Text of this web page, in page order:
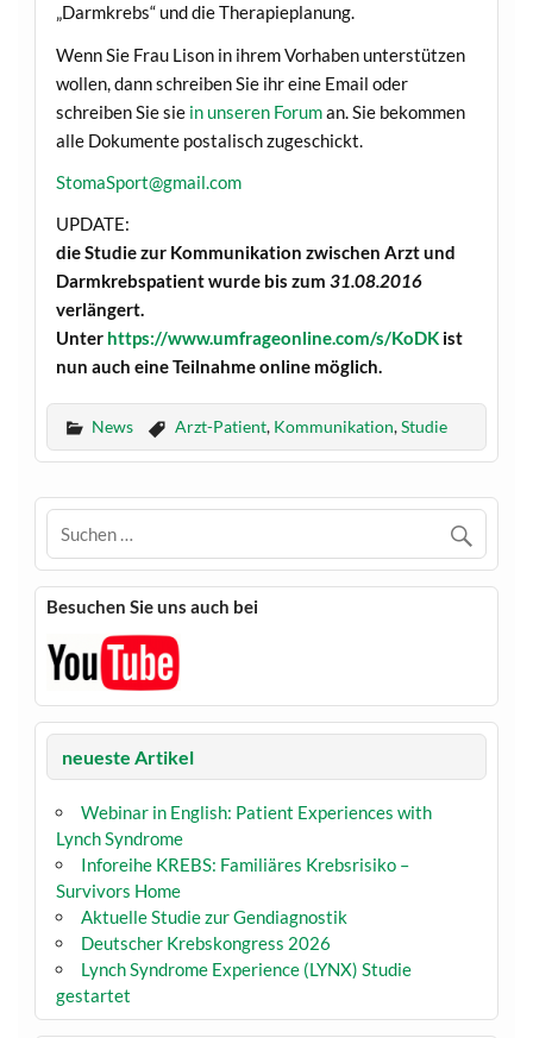
„Darmkrebs“ und die Therapieplanung.
Wenn Sie Frau Lison in ihrem Vorhaben unterstützen
wollen, dann schreiben Sie ihr eine Email oder
schreiben Sie sie in unseren Foruman. Sie bekommen
alle Dokumente postalisch zugeschickt.
StomaSport@gmail.com
UPDATE:
die Studie zur Kommunikation zwischen Arzt und
Darmkrebspatient wurde bis zum 31.08.2016
verlängert.
Unter https://www.umfrageonline.com/s/KoDKist
nun auch eine Teilnahme online möglich.
News Arzt-Patient, Kommunikation,Studie
Besuchen Sie uns auch bei
neueste Artikel
Webinar in English: Patient Experiences with
Lynch Syndrome
Inforeihe KREBS: Familiäres Krebsrisiko –
Survivors Home
Aktuelle Studie zur Gendiagnostik
Deutscher Krebskongress 2026
Lynch Syndrome Experience (LYNX) Studie
gestartet